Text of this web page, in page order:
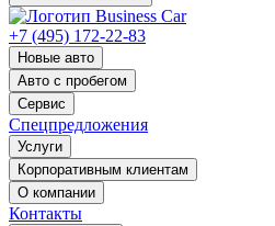
+7 (495) 172-22-83
Новые авто
Авто с пробегом
Сервис
Спецпредложения
Услуги
Корпоративным клиентам
О компании
Контакты